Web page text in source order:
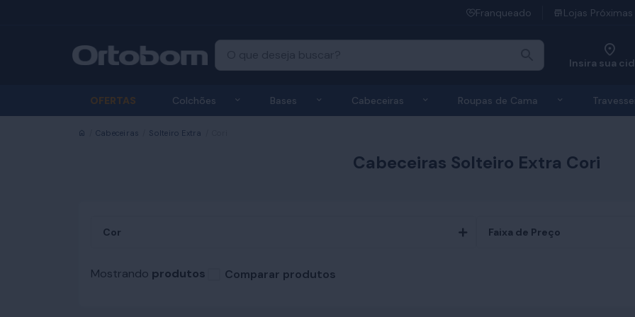
Franqueado Lojas Próximas
Insira sua
OFERTAS Colchões Exibir submenu de Colchões
Bases Exibir submenu de Bases
Cabeceiras Exibir submenu de Cabeceiras
Roupas de Cama Exibir
Início
Cabeceiras Solteiro Extra
Cabeceiras Solteiro Extra Cori
Cor Faixa de Preço
Mostrando produtos Comparar produtos